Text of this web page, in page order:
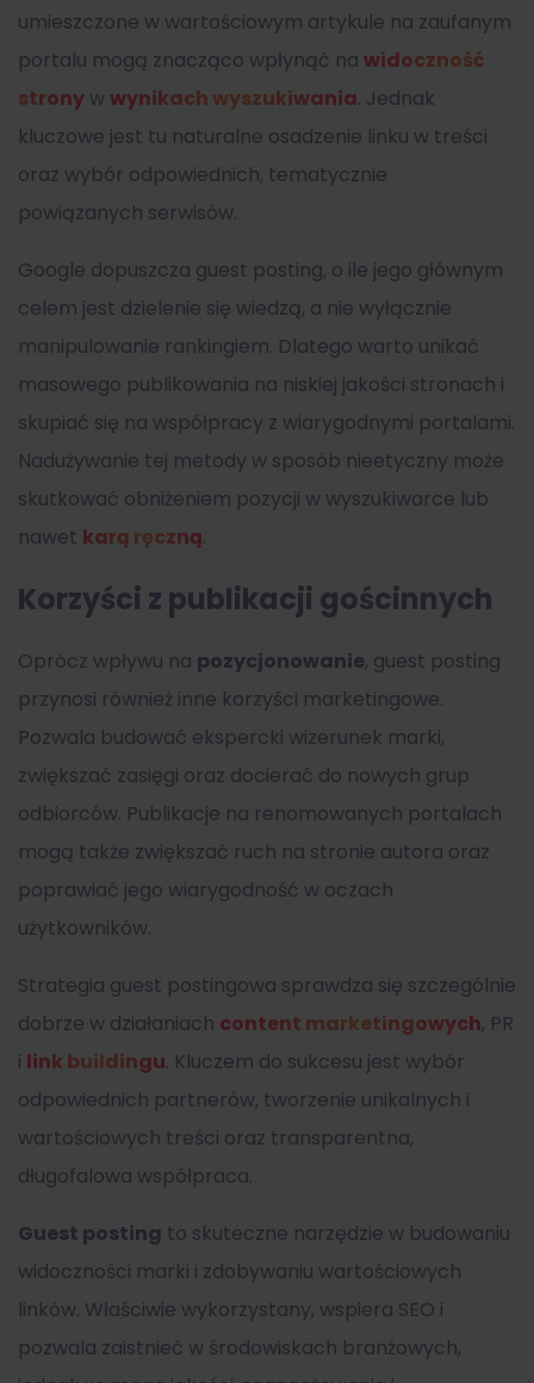
umieszczone w wartościowym artykule na zaufanym
portalu mogą znacząco wpłynąć na widoczność
strony w wynikach wyszukiwania. Jednak
kluczowe jest tu naturalne osadzenie linku w treści
oraz wybór odpowiednich, tematycznie
powiązanych serwisów.
Google dopuszcza guest posting, o ile jego głównym
celem jest dzielenie się wiedzą, a nie wyłącznie
manipulowanie rankingiem. Dlatego warto unikać
masowego publikowania na niskiej jakości stronach i
skupiać się na współpracy z wiarygodnymi portalami.
Nadużywanie tej metody w sposób nieetyczny może
skutkować obniżeniem pozycji w wyszukiwarce lub
nawet karą ręczną.
Korzyści z publikacji gościnnych
Oprócz wpływu na pozycjonowanie, guest posting
przynosi również inne korzyści marketingowe.
Pozwala budować ekspercki wizerunek marki,
zwiększać zasięgi oraz docierać do nowych grup
odbiorców. Publikacje na renomowanych portalach
mogą także zwiększać ruch na stronie autora oraz
poprawiać jego wiarygodność w oczach
użytkowników.
Strategia guest postingowa sprawdza się szczególnie
dobrze w działaniach content marketingowych, PR
i link buildingu. Kluczem do sukcesu jest wybór
odpowiednich partnerów, tworzenie unikalnych i
wartościowych treści oraz transparentna,
długofalowa współpraca.
Guest posting to skuteczne narzędzie w budowaniu
widoczności marki i zdobywaniu wartościowych
linków. Właściwie wykorzystany, wspiera SEO i
pozwala zaistnieć w środowiskach branżowych,